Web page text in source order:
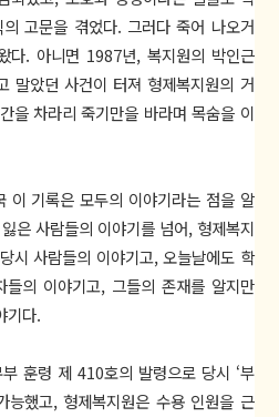
고문을 겪었다. 그러다 죽어 나오거
다. 아니면 1987년, 복지원의 박인근
말았던 사건이 터져 형제복지원의 거
을 차라리 죽기만을 바라며 목숨을 이
이 기록은 모두의 이야기라는 점을 알
은 사람들의 이야기를 넘어, 형제복지
시 사람들의 이야기고, 오늘날에도 학
의 이야기고, 그들의 존재를 알지만
기다.
훈령 제 410호의 발령으로 당시 ‘부
능했고, 형제복지원은 수용 인원을 근